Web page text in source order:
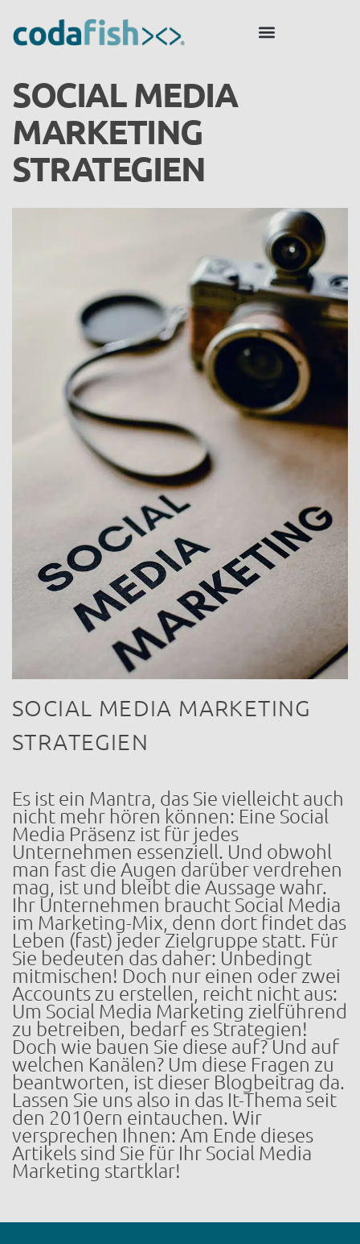
SOCIAL MEDIA
MARKETING
STRATEGIEN
SOCIAL MEDIA MARKETING
STRATEGIEN
Es ist ein Mantra, das Sie vielleicht auch
nicht mehr hören können: Eine Social
Media Präsenz ist für jedes
Unternehmen essenziell. Und obwohl
man fast die Augen darüber verdrehen
mag, ist und bleibt die Aussage wahr.
Ihr Unternehmen braucht Social Media
im Marketing-Mix, denn dort findet das
Leben (fast) jeder Zielgruppe statt. Für
Sie bedeuten das daher: Unbedingt
mitmischen! Doch nur einen oder zwei
Accounts zu erstellen, reicht nicht aus:
Um Social Media Marketing zielführend
zu betreiben, bedarf es Strategien!
Doch wie bauen Sie diese auf? Und auf
welchen Kanälen? Um diese Fragen zu
beantworten, ist dieser Blogbeitrag da.
Lassen Sie uns also in das It-Thema seit
den 2010ern eintauchen. Wir
versprechen Ihnen: Am Ende dieses
Artikels sind Sie für Ihr Social Media
Marketing startklar!